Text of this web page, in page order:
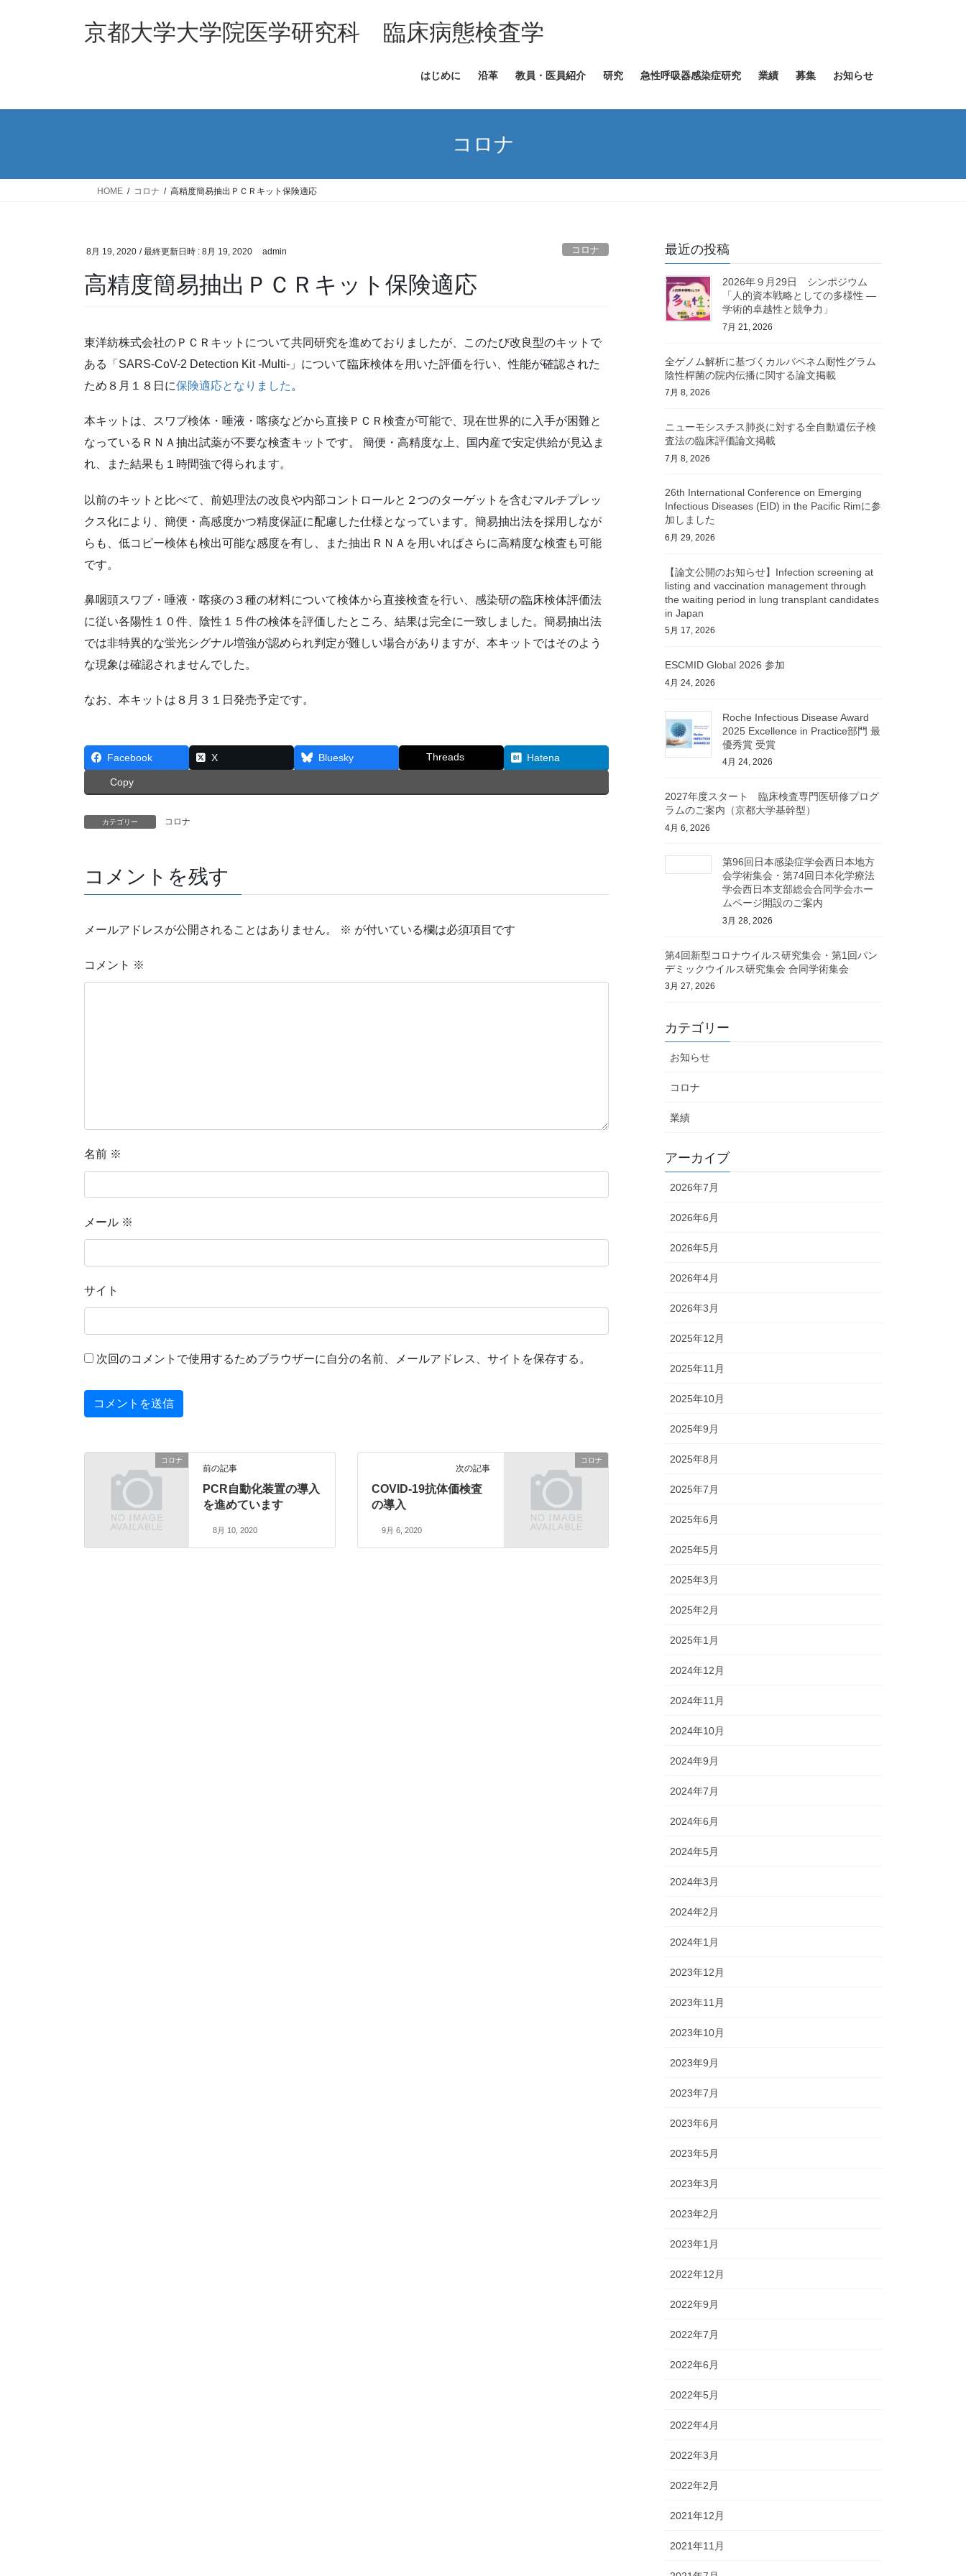
ス
ン
京都大学大学院医学研究科 臨床病態検査学
はじめに 沿革 教員・医員紹介 研究 急性呼吸器感染症研究 業績 募集 お知らせ
コロナ
HOME コロナ 高精度簡易抽出ＰＣＲキット保険適応
8月 19, 2020 / 最終更新日時 : 8月 19, 2020 admin コロナ
高精度簡易抽出ＰＣＲキット保険適応
東洋紡株式会社のＰＣＲキットについて共同研究を進めておりましたが、このたび改良型のキットで
ある「SARS-CoV-2 Detection Kit -Multi-」について臨床検体を用いた評価を行い、性能が確認された
ため８月１８日に保険適応となりました 。
本キットは、スワブ検体・唾液・喀痰などから直接ＰＣＲ検査が可能で、現在世界的に入手が困難と
なっているＲＮＡ抽出試薬が不要な検査キットです。 簡便・高精度な上、国内産で安定供給が見込ま
れ、また結果も１時間強で得られます。
以前のキットと比べて、前処理法の改良や内部コントロールと２つのターゲットを含むマルチプレッ
クス化により、簡便・高感度かつ精度保証に配慮した仕様となっています。簡易抽出法を採用しなが
らも、低コピー検体も検出可能な感度を有し、また抽出ＲＮＡを用いればさらに高精度な検査も可能
です。
鼻咽頭スワブ・唾液・喀痰の３種の材料について検体から直接検査を行い、感染研の臨床検体評価法
に従い各陽性１０件、陰性１５件の検体を評価したところ、結果は完全に一致しました。簡易抽出法
では非特異的な蛍光シグナル増強が認められ判定が難しい場合がありますが、本キットではそのよう
な現象は確認されませんでした。
なお、本キットは８月３１日発売予定です。
Facebook X Bluesky Threads Hatena
Copy
カテゴリー コロナ
コメントを残す
メールアドレスが公開されることはありません。 ※ が付いている欄は必須項目です
コメント ※
名前 ※
メール ※
サイト
次回のコメントで使用するためブラウザーに自分の名前、メールアドレス、サイトを保存する。
コロナ
前の記事
PCR自動化装置の導入
を進めています
8月 10, 2020
コロナ
次の記事
COVID-19抗体価検査
の導入
9月 6, 2020
最近の投稿
2026年９月29日 シンポジウム
「人的資本戦略としての多様性 ―
学術的卓越性と競争力」
7月 21, 2026
全ゲノム解析に基づくカルバペネム耐性グラム
陰性桿菌の院内伝播に関する論文掲載
7月 8, 2026
ニューモシスチス肺炎に対する全自動遺伝子検
査法の臨床評価論文掲載
7月 8, 2026
26th International Conference on Emerging
Infectious Diseases (EID) in the Pacific Rimに参
加しました
6月 29, 2026
【論文公開のお知らせ】Infection screening at
listing and vaccination management through
the waiting period in lung transplant candidates
in Japan
5月 17, 2026
ESCMID Global 2026 参加
4月 24, 2026
Roche Infectious Disease Award
2025 Excellence in Practice部門 最
優秀賞 受賞
4月 24, 2026
2027年度スタート 臨床検査専門医研修プログ
ラムのご案内（京都大学基幹型）
4月 6, 2026
第96回日本感染症学会西日本地方
会学術集会・第74回日本化学療法
学会西日本支部総会合同学会ホー
ムページ開設のご案内
3月 28, 2026
第4回新型コロナウイルス研究集会・第1回パン
デミックウイルス研究集会 合同学術集会
3月 27, 2026
カテゴリー
お知らせ
コロナ
業績
アーカイブ
2026年7月
2026年6月
2026年5月
2026年4月
2026年3月
2025年12月
2025年11月
2025年10月
2025年9月
2025年8月
2025年7月
2025年6月
2025年5月
2025年3月
2025年2月
2025年1月
2024年12月
2024年11月
2024年10月
2024年9月
2024年7月
2024年6月
2024年5月
2024年3月
2024年2月
2024年1月
2023年12月
2023年11月
2023年10月
2023年9月
2023年7月
2023年6月
2023年5月
2023年3月
2023年2月
2023年1月
2022年12月
2022年9月
2022年7月
2022年6月
2022年5月
2022年4月
2022年3月
2022年2月
2021年12月
2021年11月